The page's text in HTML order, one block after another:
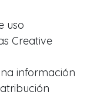
uso
Creative
información